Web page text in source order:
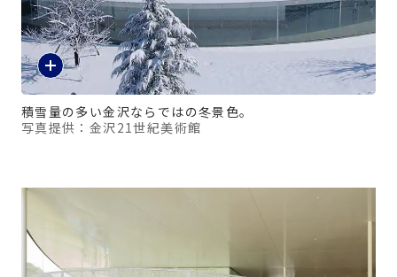
積雪量の多い金沢ならではの冬景色。
写真提供：金沢21世紀美術館